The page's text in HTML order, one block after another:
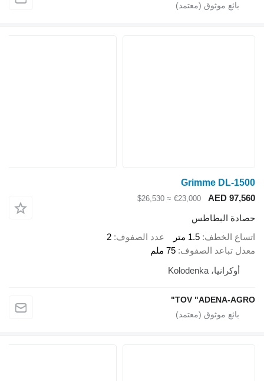
Grimme DL-1500
AED 97,560
€23,000
≈ $26,530
حصادة البطاطس
اتساع الخطف 1.5 متر عدد الصفوف 2
معدل تباعد الصفوف 75 ملم
أوكرانيا، Kolodenka
TOV "ADENA-AGRO"